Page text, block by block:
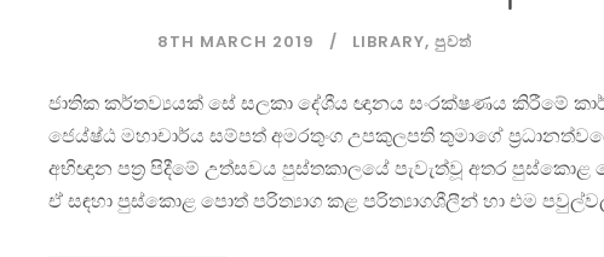
8TH MARCH 2019 LIBRARY, පුවත්
ජාතික කර්තව්‍යයක් සේ සලකා දේශීය ඥානය සංරක්ෂණය කිරීමේ
ජෙය්ෂ්ඨ මහාචාර්ය සම්පත් අමරතුංග උපකුලපති තුමාගේ
අභිඥාන පත්‍ර පිදීමේ උත්සවය පුස්තකාලයේ පැවැත්වූ අතර
ඒ සඳහා පුස්කොළ පොත් පරිත්‍යාග කළ පරිත්‍යාගශීලීන් හා එම